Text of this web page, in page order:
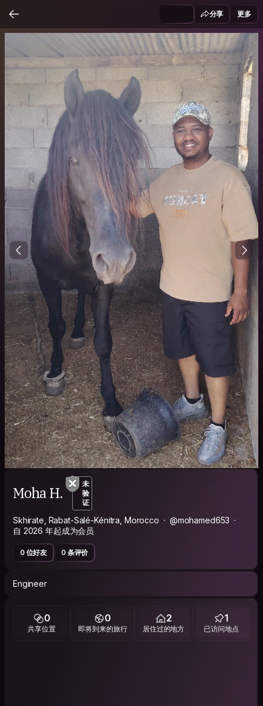
分享 更多
Moha H.
未
验
证
Skhirate, Rabat-Salé-Kénitra, Morocco
@mohamed653
自 2026 年起成为会员
0 位好友 0 条评价
Engineer
0
共享位置
0
即将到来的旅行
2
居住过的地方
1
已访问地点